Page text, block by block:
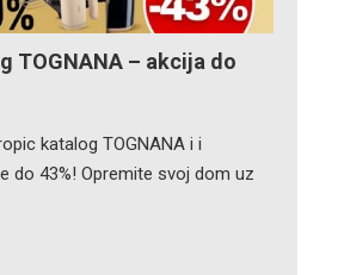
TOGNANA – akcija do
katalog TOGNANA i i
do 43%! Opremite svoj dom uz